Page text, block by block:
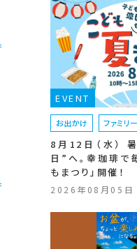
EVENT
お出かけ ファミリ
8月12日（水）
日”へ。幸珈琲で
もまつり」開催！
2026年08月05日